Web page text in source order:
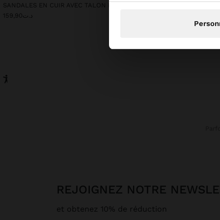
د.ت159,90
REJOIGNEZ NOTRE
et obtenez 10% de réduction